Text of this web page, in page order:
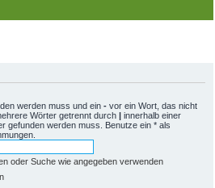
werden muss und ein - vor ein Wort, das nicht
Wörter getrennt durch | innerhalb einer
gefunden werden muss. Benutze ein * als
oder Suche wie angegeben verwenden